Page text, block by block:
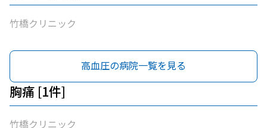
竹橋クリニック
高血圧の病院一覧を見る
胸痛 [1件]
竹橋クリニック